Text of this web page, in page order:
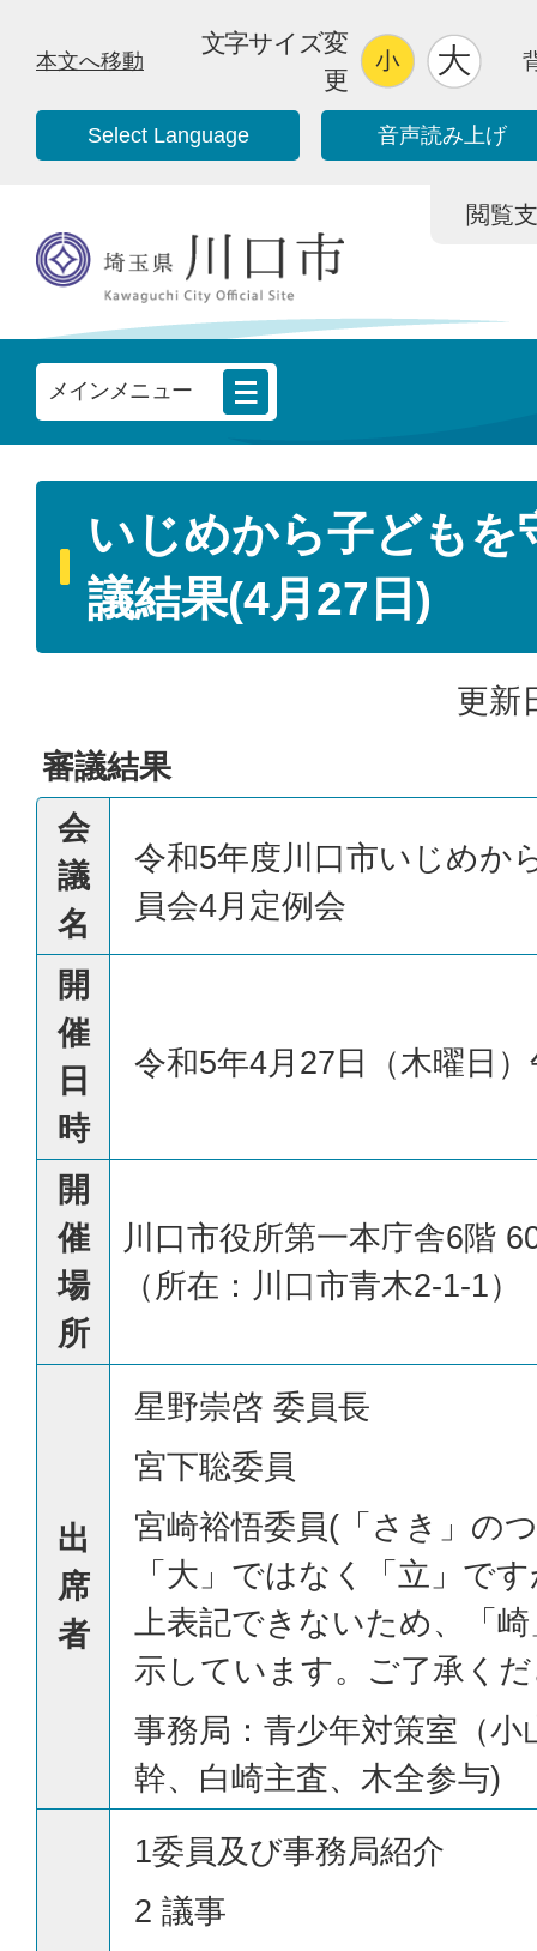
本文へ移動
文字サイズ変
更
Select Language 音声読み上げ
閲覧
メインメニュー
いじめから子どもを
議結果(4月27日)
更新
審議結果
会
議
名
令和5年度川口市いじめか
員会4月定例会
開
催
日
時
令和5年4月27日（木曜日
開
催
場
所
川口市役所第一本庁舎6階
（所在：川口市青木2-1-1）
出
席
者
星野崇啓 委員長
宮下聡委員
宮崎裕悟委員(「さき」の
「大」ではなく「立」で
上表記できないため、「
示しています。ご了承く
事務局：青少年対策室（小
幹、白崎主査、木全参与)
1委員及び事務局紹介
2 議事